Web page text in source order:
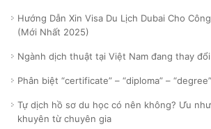
Hướng Dẫn Xin Visa Du Lịch Dubai Cho
(Mới Nhất 2025)
Ngành dịch thuật tại Việt Nam đang thay
Phân biệt “certificate” – “diploma” –
Tự dịch hồ sơ du học có nên không? Ưu
khuyên từ chuyên gia